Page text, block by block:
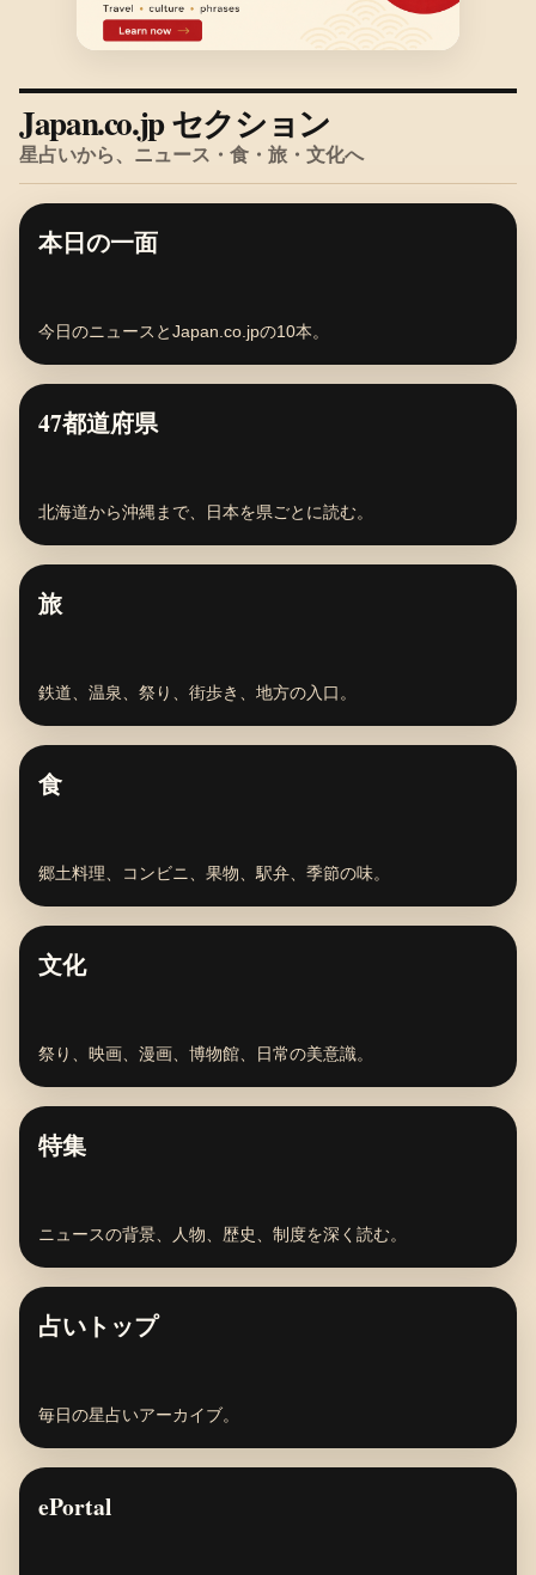
Japan.co.jp セクション
星占いから、ニュース・食・旅・文化へ
本日の一面
今日のニュースとJapan.co.jpの10本。
47都道府県
北海道から沖縄まで、日本を県ごとに読む。
旅
鉄道、温泉、祭り、街歩き、地方の入口。
食
郷土料理、コンビニ、果物、駅弁、季節の味。
文化
祭り、映画、漫画、博物館、日常の美意識。
特集
ニュースの背景、人物、歴史、制度を深く読む。
占いトップ
毎日の星占いアーカイブ。
ePortal